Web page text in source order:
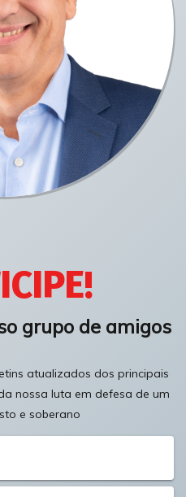
grupo de amigos
atualizados dos principais
nossa luta em defesa de um
e soberano